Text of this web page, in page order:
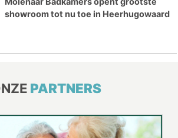
showroom tot nu toe in Heerhugowaard
PARTNERS